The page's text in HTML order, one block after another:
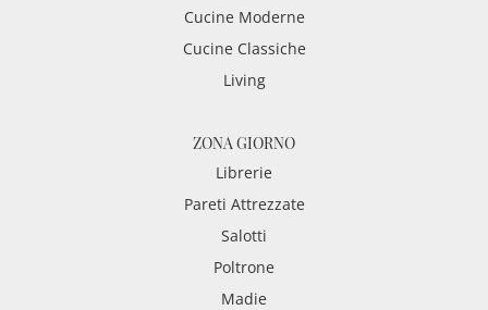
Cucine Moderne
Cucine Classiche
Living
ZONA GIORNO
Librerie
Pareti Attrezzate
Salotti
Poltrone
Madie